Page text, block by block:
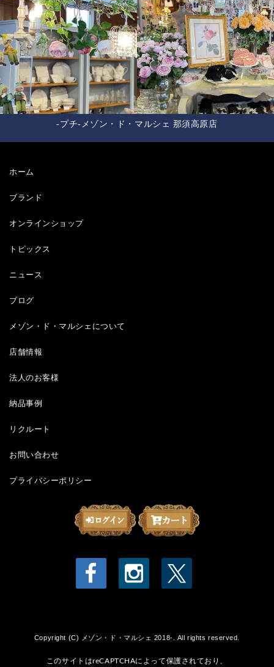
-プチ-メゾン・ド・マルシェ 那須高原店
ホーム
ブランド
オンラインショップ
トピックス
ニュース
ブログ
メゾン・ド・マルシェについて
店舗情報
法人のお客様
納品事例
リクルート
お問い合わせ
プライバシーポリシー
Copyright (C) メゾン・ド・マルシェ 2018-. All rights reserved.
このサイトはreCAPTCHAによって保護されており、